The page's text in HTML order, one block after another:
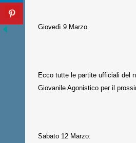
Giovedì 9 Marzo
Ecco tutte le partite ufficiali del
Giovanile Agonistico per il
Sabato 12 Marzo: